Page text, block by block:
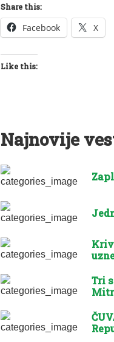
Share this:
Facebook X
Like this:
Najnovije
Tri